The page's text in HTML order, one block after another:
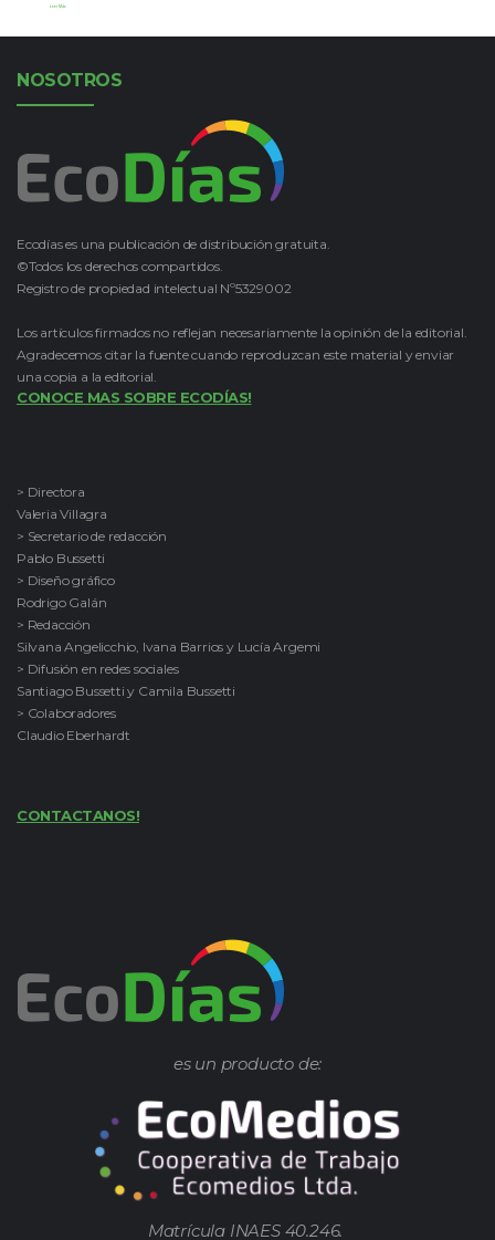
Leer Más
NOSOTROS
Ecodías es una publicación de distribución gratuita.
©Todos los derechos compartidos.
Registro de propiedad intelectual Nº5329002
Los artículos firmados no reflejan necesariamente la opinión de la editorial.
Agradecemos citar la fuente cuando reproduzcan este material y enviar
una copia a la editorial.
CONOCE MAS SOBRE ECODÍAS!
> Directora
Valeria Villagra
> Secretario de redacción
Pablo Bussetti
> Diseño gráfico
Rodrigo Galán
> Redacción
Silvana Angelicchio, Ivana Barrios y Lucía Argemi
> Difusión en redes sociales
Santiago Bussetti y Camila Bussetti
> Colaboradores
Claudio Eberhardt
CONTACTANOS!
es un producto de:
Matrícula INAES 40.246.